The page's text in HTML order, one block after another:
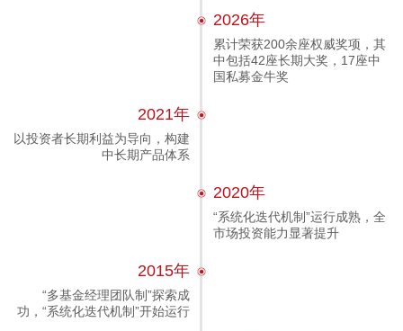
2026年
累计荣获200余座权威奖项，其
中包括42座长期大奖，17座中
国私募金牛奖
2021年
以投资者长期利益为导向，构建
中长期产品体系
2020年
“系统化迭代机制”运行成熟，全
市场投资能力显著提升
2015年
“多基金经理团队制”探索成
功，“系统化迭代机制”开始运行